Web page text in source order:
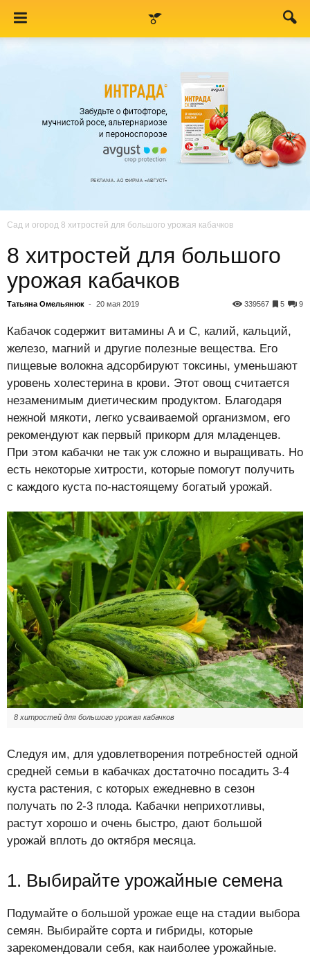
Сад и огород 8 хитростей для большого урожая кабачков
8 хитростей для большого
урожая кабачков
Татьяна Омельянюк - 20 мая 2019 9
5
339567
Кабачок содержит витамины А и С, калий, кальций,
железо, магний и другие полезные вещества. Его
пищевые волокна адсорбируют токсины, уменьшают
уровень холестерина в крови. Этот овощ считается
незаменимым диетическим продуктом. Благодаря
нежной мякоти, легко усваиваемой организмом, его
рекомендуют как первый прикорм для младенцев.
При этом кабачки не так уж сложно и выращивать. Но
есть некоторые хитрости, которые помогут получить
с каждого куста по-настоящему богатый урожай.
8 хитростей для большого урожая кабачков
Следуя им, для удовлетворения потребностей одной
средней семьи в кабачках достаточно посадить 3-4
куста растения, с которых ежедневно в сезон
получать по 2-3 плода. Кабачки неприхотливы,
растут хорошо и очень быстро, дают большой
урожай вплоть до октября месяца.
1. Выбирайте урожайные семена
Подумайте о большой урожае еще на стадии выбора
семян. Выбирайте сорта и гибриды, которые
зарекомендовали себя, как наиболее урожайные.